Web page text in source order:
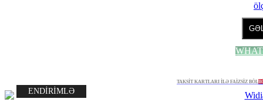
ENDİRİMLƏ
TAKSİT KARTLARI İLƏ FAİZSİZ BÖL